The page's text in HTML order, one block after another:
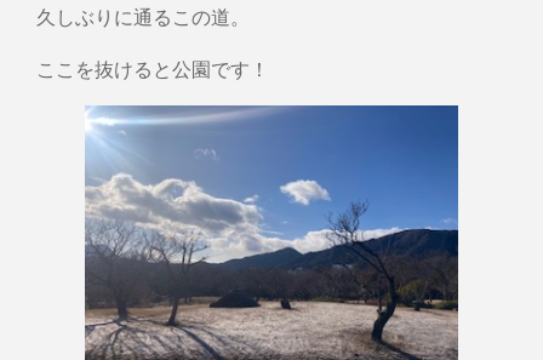
久しぶりに通るこの道。
ここを抜けると公園です！